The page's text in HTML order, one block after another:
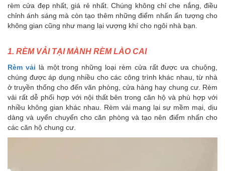
rèm cửa đẹp nhất, giá rẻ nhất. Chúng không chỉ che nắng, điều
chỉnh ánh sáng mà còn tạo thêm những điểm nhấn ấn tượng cho
không gian cũng như mang lại vượng khí cho ngôi nhà bạn.
1. RÈM VẢI TẠI MÀNH RÈM LÀO CAI
Rèm vải là một trong những loại rèm cửa rất được ưa chuộng,
chúng được áp dụng nhiều cho các công trình khác nhau, từ nhà
ở truyền thống cho đến văn phòng, cửa hàng hay chung cư. Rèm
vải rất dễ phối hợp với nội thất bên trong căn hộ và phù hợp với
nhiều không gian khác nhau. Rèm vải mang lại sự mềm mại, dịu
dàng và uyển chuyển cho căn phòng và tạo nên điểm nhấn cho
các căn hộ chung cư.